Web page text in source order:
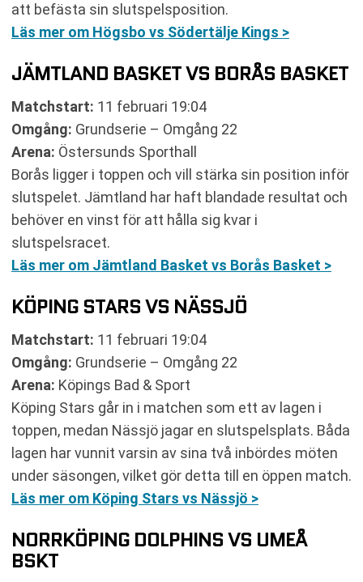
att befästa sin slutspelsposition.
Läs mer om Högsbo vs Södertälje Kings >
JÄMTLAND BASKET VS BORÅS BASKET
Matchstart: 11 februari 19:04
Omgång: Grundserie – Omgång 22
Arena: Östersunds Sporthall
Borås ligger i toppen och vill stärka sin position inför
slutspelet. Jämtland har haft blandade resultat och
behöver en vinst för att hålla sig kvar i
slutspelsracet.
Läs mer om Jämtland Basket vs Borås Basket >
KÖPING STARS VS NÄSSJÖ
Matchstart: 11 februari 19:04
Omgång: Grundserie – Omgång 22
Arena: Köpings Bad & Sport
Köping Stars går in i matchen som ett av lagen i
toppen, medan Nässjö jagar en slutspelsplats. Båda
lagen har vunnit varsin av sina två inbördes möten
under säsongen, vilket gör detta till en öppen match.
Läs mer om Köping Stars vs Nässjö >
NORRKÖPING DOLPHINS VS UMEÅ
BSKT